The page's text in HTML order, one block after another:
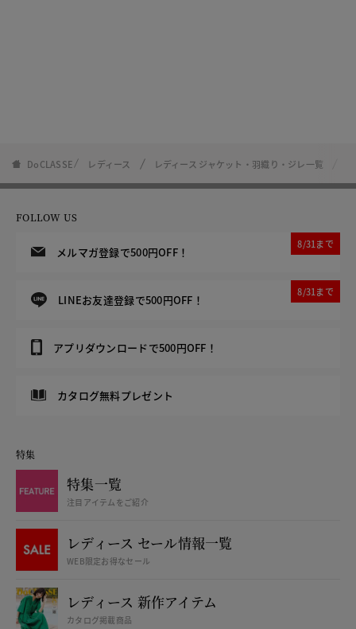
DoCLASSE レディース レディース ジャケット・羽織り・ジレ一覧
FOLLOW US
メルマガ登録で500円OFF！
8/31まで
LINEお友達登録で500円OFF！
8/31まで
アプリダウンロードで500円OFF！
カタログ無料プレゼント
特集
特集一覧
注目アイテムをご紹介
レディース セール情報一覧
WEB限定お得なセール
レディース 新作アイテム
カタログ掲載商品